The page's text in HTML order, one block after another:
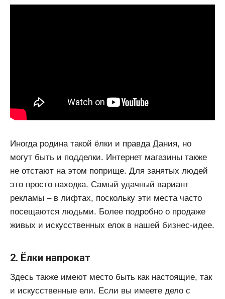
Иногда родина такой ёлки и правда Дания, но
могут быть и подделки. Интернет магазины также
не отстают на этом поприще. Для занятых людей
это просто находка. Самый удачный вариант
рекламы – в лифтах, поскольку эти места часто
посещаются людьми. Более подробно о продаже
живых и искусственных елок в нашей бизнес-идее.
2. Ёлки напрокат
Здесь также имеют место быть как настоящие, так
и искусственные ели. Если вы имеете дело с